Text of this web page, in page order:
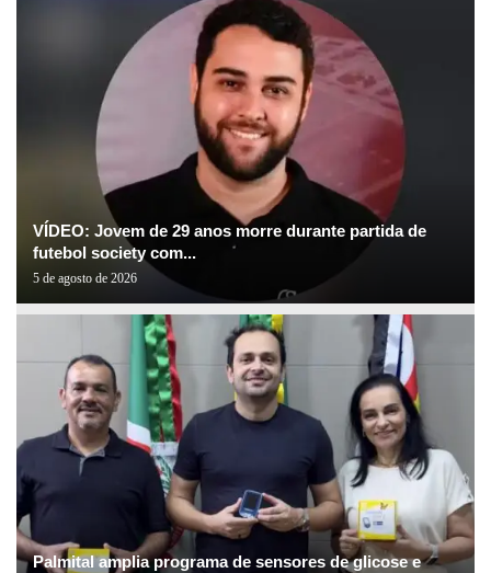
VÍDEO: Jovem de 29 anos morre durante partida de
futebol society com...
5 de agosto de 2026
Palmital amplia programa de sensores de glicose e